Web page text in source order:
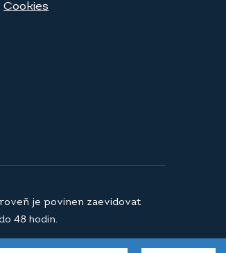
Cookies
je povinen zaevidovat
48 hodin.